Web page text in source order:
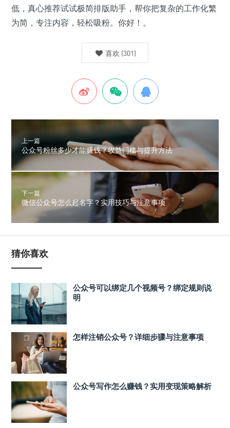
低，真心推荐试试极简排版助手，帮你把复杂的工作化繁
为简，专注内容，轻松吸粉。你好！。
喜欢 (301)
上一篇
公众号粉丝多少才能赚钱？收益门槛与提升方法
下一篇
微信公众号怎么起名字？实用技巧与注意事项
猜你喜欢
公众号可以绑定几个视频号？绑定规则说
明
怎样注销公众号？详细步骤与注意事项
公众号写作怎么赚钱？实用变现策略解析